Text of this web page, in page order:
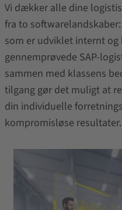
Vi dækker alle dine
fra to
som er udviklet internt
gennemprøvede SAP-
sammen med klassens
tilgang gør det muligt at
din individuelle
kompromisløse resultater.